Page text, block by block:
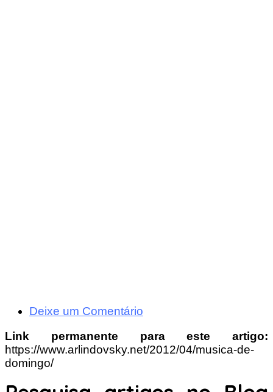
Deixe um Comentário
Link permanente para este artigo:
https://www.arlindovsky.net/2012/04/musica-de-
domingo/